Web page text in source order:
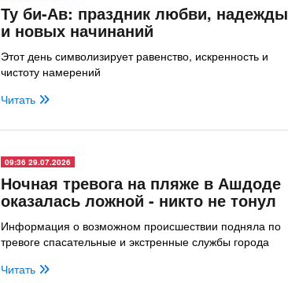
Ту би-Ав: праздник любви, надежды
и новых начинаний
Этот день символизирует равенство, искренность и
чистоту намерений
Читать
09:36 29.07.2026
Ночная тревога на пляже в Ашдоде
оказалась ложной - никто не тонул
Информация о возможном происшествии подняла по
тревоге спасательные и экстренные службы города
Читать